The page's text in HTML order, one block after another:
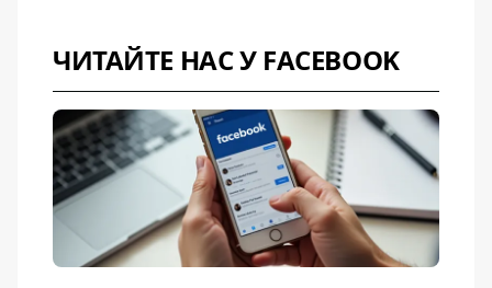
ЧИТАЙТЕ НАС У FACEBOOK